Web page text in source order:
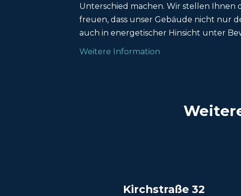
Unterschied machen. Wir stellen Ihnen
freuen, dass unser Gebäude nicht nur
auch in energetischer Hinsicht unter
Weitere Information
Kirchstraße 32